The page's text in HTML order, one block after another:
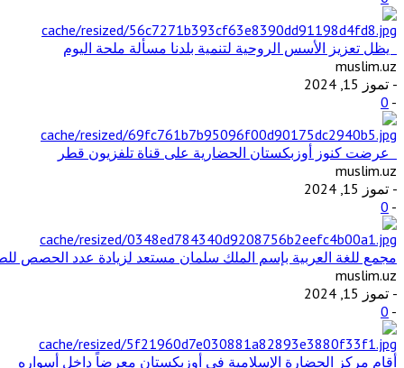
يظل تعزيز الأسس الروحية لتنمية بلدنا مسألة ملحة اليوم
muslim.uz
- تموز 15, 2024
-
0
عرضت كنوز أوزبكستان الحضارية على قناة تلفزيون قطر
muslim.uz
- تموز 15, 2024
-
0
مجمع للغة العربية بإسم الملك سلمان مستعد لزيادة عدد الحصص
muslim.uz
- تموز 15, 2024
-
0
أقام مركز الحضارة الإسلامية في أوزبكستان معرضاً داخل أسواره